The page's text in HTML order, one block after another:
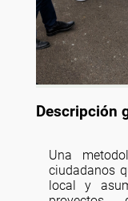
Descripción
Una
ciudadanos
local y